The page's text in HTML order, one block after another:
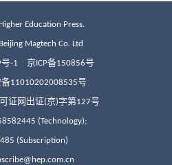
Education Press.
Magtech Co. Ltd
-1 京ICP备150856号
11010202008535号
证网出证(京)字第127号
(Technology);
(Subscription)